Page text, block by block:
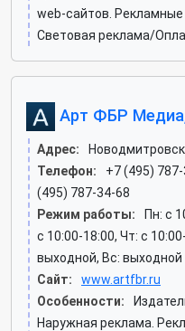
web-сайтов. Рекламные
Световая реклама/
Арт ФБР
Адрес:
Телефон:
+7 (495)
(495) 787-34-68
Режим работы:
Пн: c
c 10:00-18:00, Чт: c
выходной, Вс: выходной
Сайт:
www.artfbr.ru
Особенности:
Наружная реклама.